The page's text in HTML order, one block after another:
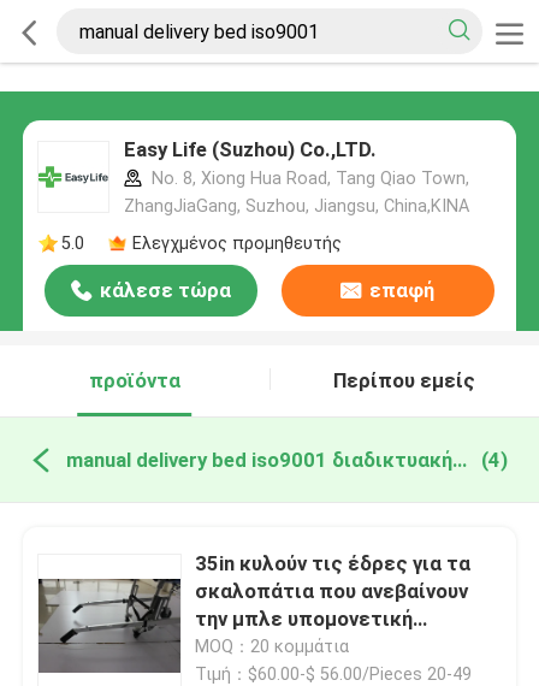
Easy Life (Suzhou) Co.,LTD.
No. 8, Xiong Hua Road, Tang Qiao Town,
ZhangJiaGang, Suzhou, Jiangsu, China,ΚΙΝΑ
5.0
Ελεγχμένος προμηθευτής
κάλεσε τώρα επαφή
προϊόντα Περίπου εμείς
manual delivery bed iso9001 διαδικτυακή κατασκευή (4)
35in κυλούν τις έδρες για τα
σκαλοπάτια που ανεβαίνουν
την μπλε υπομονετική
μεταφορά ISO9001 βημάτων
MOQ：20 κομμάτια
Τιμή：$60.00-$ 56.00/Pieces 20-49